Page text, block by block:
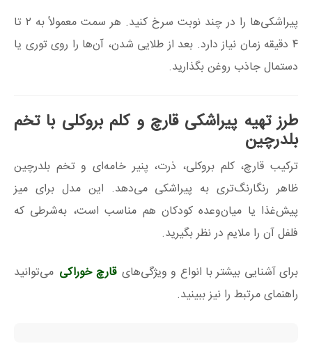
پیراشکی‌ها را در چند نوبت سرخ کنید. هر سمت معمولاً به ۲ تا
۴ دقیقه زمان نیاز دارد. بعد از طلایی شدن، آن‌ها را روی توری یا
دستمال جاذب روغن بگذارید.
طرز تهیه پیراشکی قارچ و کلم بروکلی با تخم
بلدرچین
ترکیب قارچ، کلم بروکلی، ذرت، پنیر خامه‌ای و تخم بلدرچین
ظاهر رنگارنگ‌تری به پیراشکی می‌دهد. این مدل برای میز
پیش‌غذا یا میان‌وعده کودکان هم مناسب است، به‌شرطی که
فلفل آن را ملایم در نظر بگیرید.
برای آشنایی بیشتر با انواع و ویژگی‌های قارچ خوراکی می‌توانید
راهنمای مرتبط را نیز ببینید.